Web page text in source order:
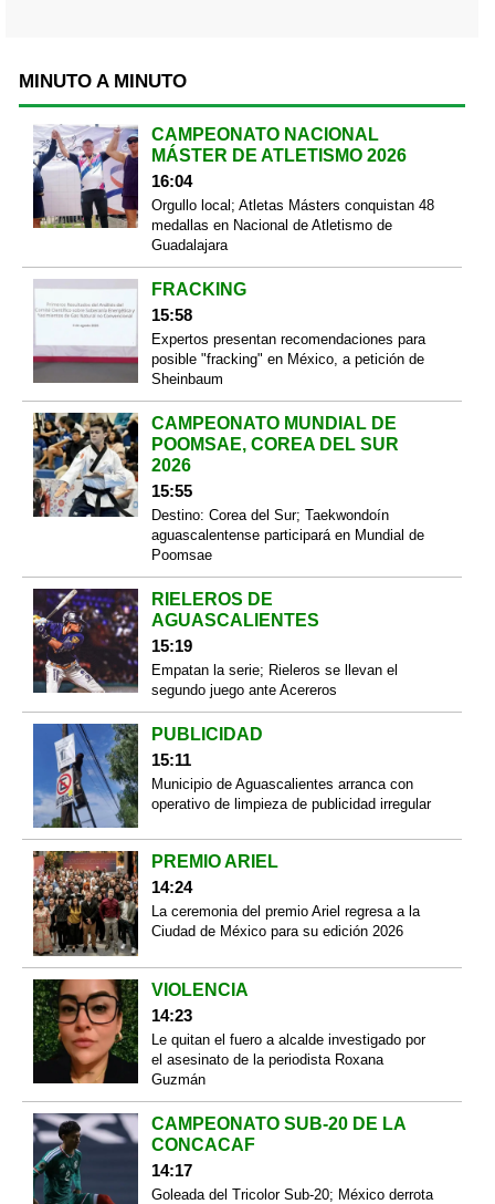
MINUTO A MINUTO
CAMPEONATO NACIONAL
MÁSTER DE ATLETISMO 2026
16:04
Orgullo local; Atletas Másters conquistan 48
medallas en Nacional de Atletismo de
Guadalajara
FRACKING
15:58
Expertos presentan recomendaciones para
posible "fracking" en México, a petición de
Sheinbaum
CAMPEONATO MUNDIAL DE
POOMSAE, COREA DEL SUR
2026
15:55
Destino: Corea del Sur; Taekwondoín
aguascalentense participará en Mundial de
Poomsae
RIELEROS DE
AGUASCALIENTES
15:19
Empatan la serie; Rieleros se llevan el
segundo juego ante Acereros
PUBLICIDAD
15:11
Municipio de Aguascalientes arranca con
operativo de limpieza de publicidad irregular
PREMIO ARIEL
14:24
La ceremonia del premio Ariel regresa a la
Ciudad de México para su edición 2026
VIOLENCIA
14:23
Le quitan el fuero a alcalde investigado por
el asesinato de la periodista Roxana
Guzmán
CAMPEONATO SUB-20 DE LA
CONCACAF
14:17
Goleada del Tricolor Sub-20; México derrota